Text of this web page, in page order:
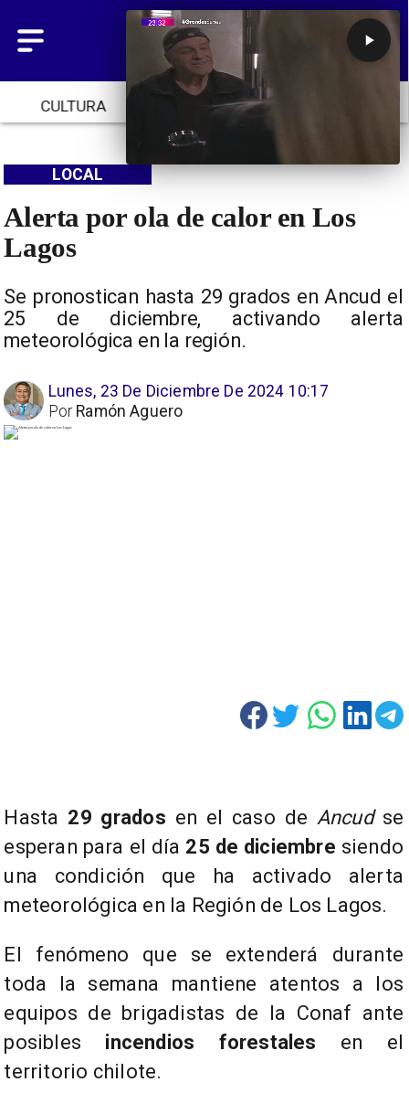
CULTURA TENDENCIAS
Alerta por ola de calor en Los
Lagos
Se pronostican hasta 29 grados en Ancud el
25 de diciembre, activando alerta
meteorológica en la región.
LOCAL
Lunes, 23 De Diciembre De 2024 10:17
Ramón Aguero
Por
Hasta 29 grados en el caso de Ancudse
esperan para el día 25 de diciembre siendo
una condición que ha activado alerta
meteorológica en la Región de Los Lagos.
El fenómeno que se extenderá durante
toda la semana mantiene atentos a los
equipos de brigadistas de la Conaf ante
posibles incendios forestales en el
territorio chilote.